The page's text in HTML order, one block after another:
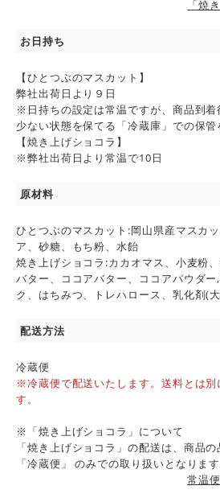
「焼
お日持ち
【ひとつぶのマスカット】
弊社出荷日より９日
※日持ちの設定は常温ですが、商品到
少ない状態を保てる「冷蔵庫」での保管
【焼き上げショコラ】
※弊社出荷日より常温で10日
原材料
ひとつぶのマスカット:岡山県産マスカ
ア、砂糖、もち粉、水飴
焼き上げショコラ:カカオマス、小麦粉
バター、ココアバター、ココアパウダ
ク、はちみつ、トレハロース、乳化剤(
配送方法
冷蔵便
※冷蔵便で配送いたします。送料とは別
す。
※「焼き上げショコラ」について
「焼き上げショコラ」の配送は、商品
「冷蔵便」 のみでの取り扱いとなります
常温